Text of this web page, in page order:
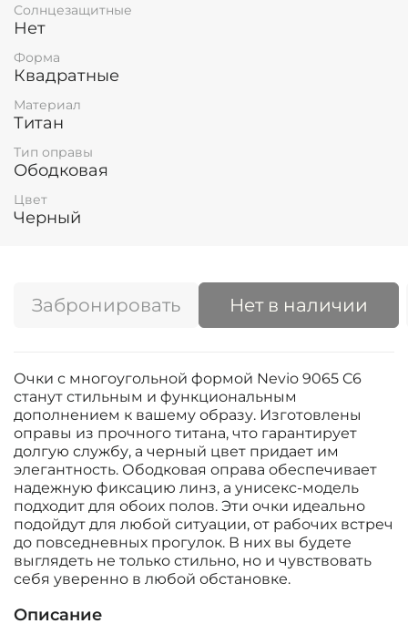
Солнцезащитные
Нет
Форма
Квадратные
Материал
Титан
Тип оправы
Ободковая
Цвет
Черный
Забронировать Нет в наличии
Очки с многоугольной формой Nevio 9065 C6
станут стильным и функциональным
дополнением к вашему образу. Изготовлены
оправы из прочного титана, что гарантирует
долгую службу, а черный цвет придает им
элегантность. Ободковая оправа обеспечивает
надежную фиксацию линз, а унисекс-модель
подходит для обоих полов. Эти очки идеально
подойдут для любой ситуации, от рабочих встреч
до повседневных прогулок. В них вы будете
выглядеть не только стильно, но и чувствовать
себя уверенно в любой обстановке.
Описание